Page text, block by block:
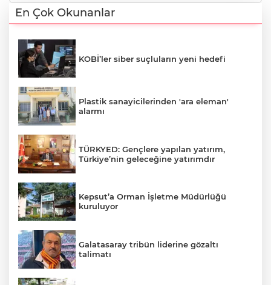
En Çok Okunanlar
KOBİ’ler siber suçluların yeni hedefi
Plastik sanayicilerinden 'ara eleman'
alarmı
TÜRKYED: Gençlere yapılan yatırım,
Türkiye’nin geleceğine yatırımdır
Kepsut’a Orman İşletme Müdürlüğü
kuruluyor
Galatasaray tribün liderine gözaltı
talimatı